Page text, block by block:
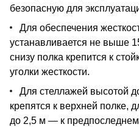
безопасную для
Для обеспечения
устанавливается не выше
снизу полка крепится к
уголки жесткости.
Для стеллажей высотой
крепятся к верхней полке,
до 2,5 м — к